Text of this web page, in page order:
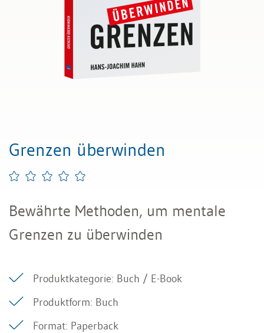
Grenzen überwinden
Bewährte Methoden, um mentale
Grenzen zu überwinden
Produktkategorie: Buch / E-Book
Produktform: Buch
Format: Paperback